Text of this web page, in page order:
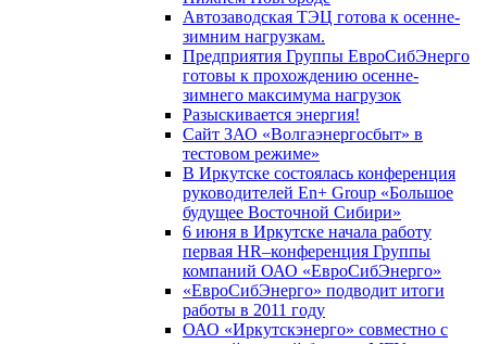
Автозаводская ТЭЦ готова к осенне-
зимним нагрузкам.
Предприятия Группы ЕвроСибЭнерго
готовы к прохождению осенне-
зимнего максимума нагрузок
Разыскивается энергия!
Сайт ЗАО «Волгаэнергосбыт» в
тестовом режиме»
В Иркутске состоялась конференция
руководителей En+ Group «Большое
будущее Восточной Сибири»
6 июня в Иркутске начала работу
первая HR–конференция Группы
компаний ОАО «ЕвроСибЭнерго»
«ЕвроСибЭнерго» подводит итоги
работы в 2011 году
ОАО «Иркутскэнерго» совместно с